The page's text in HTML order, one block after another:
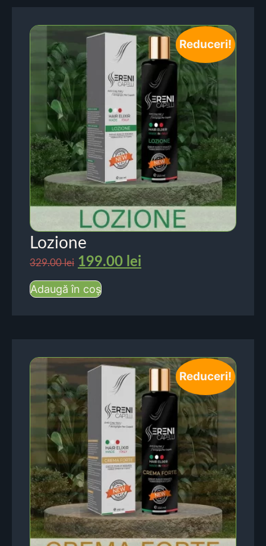
Reduceri!
Lozione
329.00lei 199.00 lei
Adaugă în coș
Reduceri!